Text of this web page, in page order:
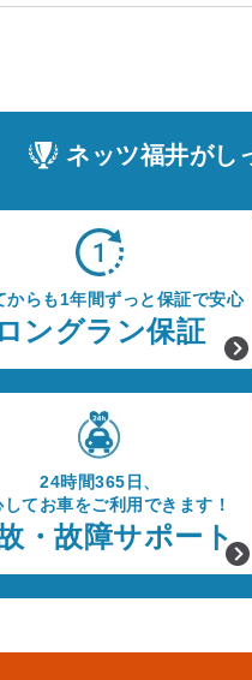
ネッツ福井がし
からも1年間ずっと保証で安心
ングラン保証
24時間365日、
てお車をご利用できます！
・故障サポート